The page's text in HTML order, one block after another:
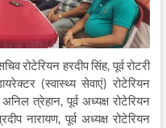
रोटेरियन हरदीप सिंह, पूर्व रोटरी
(स्वास्थ्य सेवाएं) रोटेरियन
त्रेहान, पूर्व अध्यक्ष रोटेरियन
नारायण, पूर्व अध्यक्ष रोटेरियन